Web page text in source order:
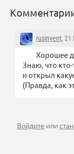
rusinvent, 21
Хорошее
Знаю, что
и открыл
(Правда, как
Войдите или